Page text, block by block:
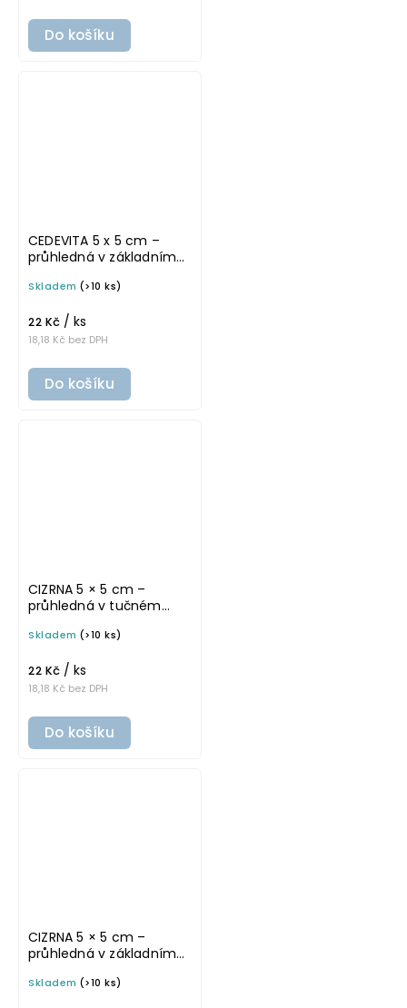
Do košíku
CEDEVITA 5 x 5 cm –
průhledná v základním
samolepka na
Skladem (>10 ks)
18,18 Kč bez DPH
22 Kč / ks
Do košíku
CIZRNA 5 × 5 cm –
průhledná v tučném
samolepka na
Skladem (>10 ks)
18,18 Kč bez DPH
22 Kč / ks
Do košíku
CIZRNA 5 × 5 cm –
průhledná v základním
samolepka na
Skladem (>10 ks)